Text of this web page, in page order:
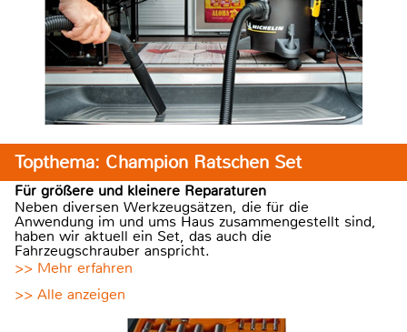
Topthema: Champion Ratschen Set
Für größere und kleinere Reparaturen
Neben diversen Werkzeugsätzen, die für die
Anwendung im und ums Haus zusammengestellt sind,
haben wir aktuell ein Set, das auch die
Fahrzeugschrauber anspricht.
>> Mehr erfahren
>> Alle anzeigen